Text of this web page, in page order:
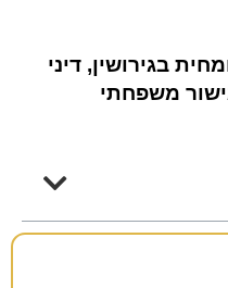
בגירושין, דיני
משפחתי